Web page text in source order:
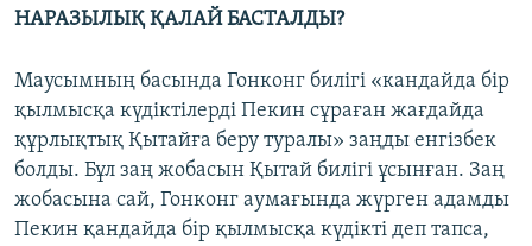
НАРАЗЫЛЫҚ ҚАЛАЙ БАСТАЛДЫ?
Маусымның басында Гонконг билігі «кандайда бір
қылмысқа күдіктілерді Пекин сұраған жағдайда
құрлықтық Қытайға беру туралы» заңды енгізбек
болды. Бұл заң жобасын Қытай билігі ұсынған. Заң
жобасына сай, Гонконг аумағында жүрген адамды
Пекин қандайда бір қылмысқа күдікті деп тапса,